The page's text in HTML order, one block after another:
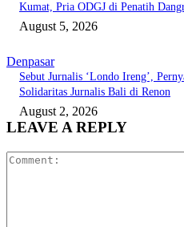
Kumat, Pria ODGJ di Penatih
August 5, 2026
Denpasar
Sebut Jurnalis ‘Londo Ireng’,
Solidaritas Jurnalis Bali di Renon
August 2, 2026
LEAVE A REPLY